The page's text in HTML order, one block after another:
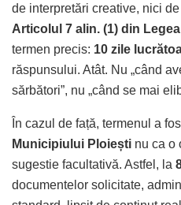
de interpretări creative, nici
Articolul 7 alin. (1) din
termen precis: 10 zile
răspunsului. Atât. Nu „când
sărbători”, nu „când se mai
În cazul de față, termenul a
Municipiului Ploiești nu ca o
sugestie facultativă. Astfel, la
documentelor solicitate,